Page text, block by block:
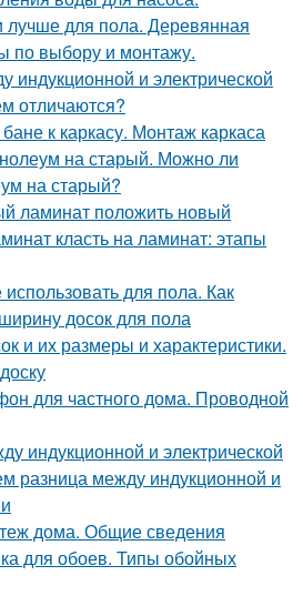
лучше для пола. Деревянная
по выбору и монтажу.
индукционной и электрической
отличаются?
к каркасу. Монтаж каркаса
на старый. Можно ли
на старый?
ламинат положить новый
класть на ламинат: этапы
для пола. Как
досок для пола
и их размеры и характеристики.
для частного дома. Проводной
индукционной и электрической
разница между индукционной и
дома. Общие сведения
для обоев. Типы обойных